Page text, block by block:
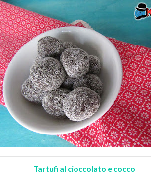
Tartufi al cioccolato e cocco